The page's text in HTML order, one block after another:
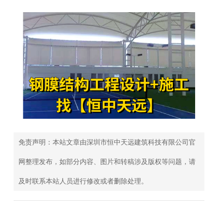
免责声明：本站文章由深圳市恒中天远建筑科技有限公司官
网整理发布，如部分内容、图片和转稿涉及版权等问题，请
及时联系本站人员进行修改或者删除处理。